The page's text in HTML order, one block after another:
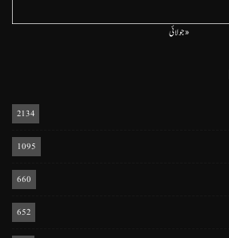
« جولائی
2134
1095
660
652